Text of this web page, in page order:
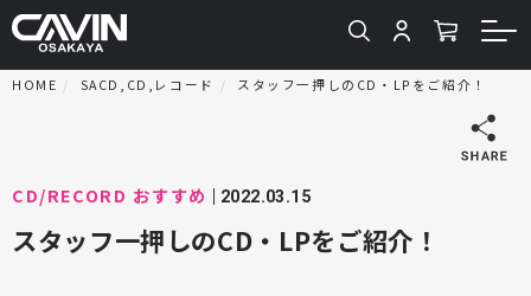
HOME SACD,CD,レコード スタッフ一押しのCD・LPをご紹介！
CD/RECORD おすすめ 2022.03.15
スタッフ一押しのCD・LPをご紹介！